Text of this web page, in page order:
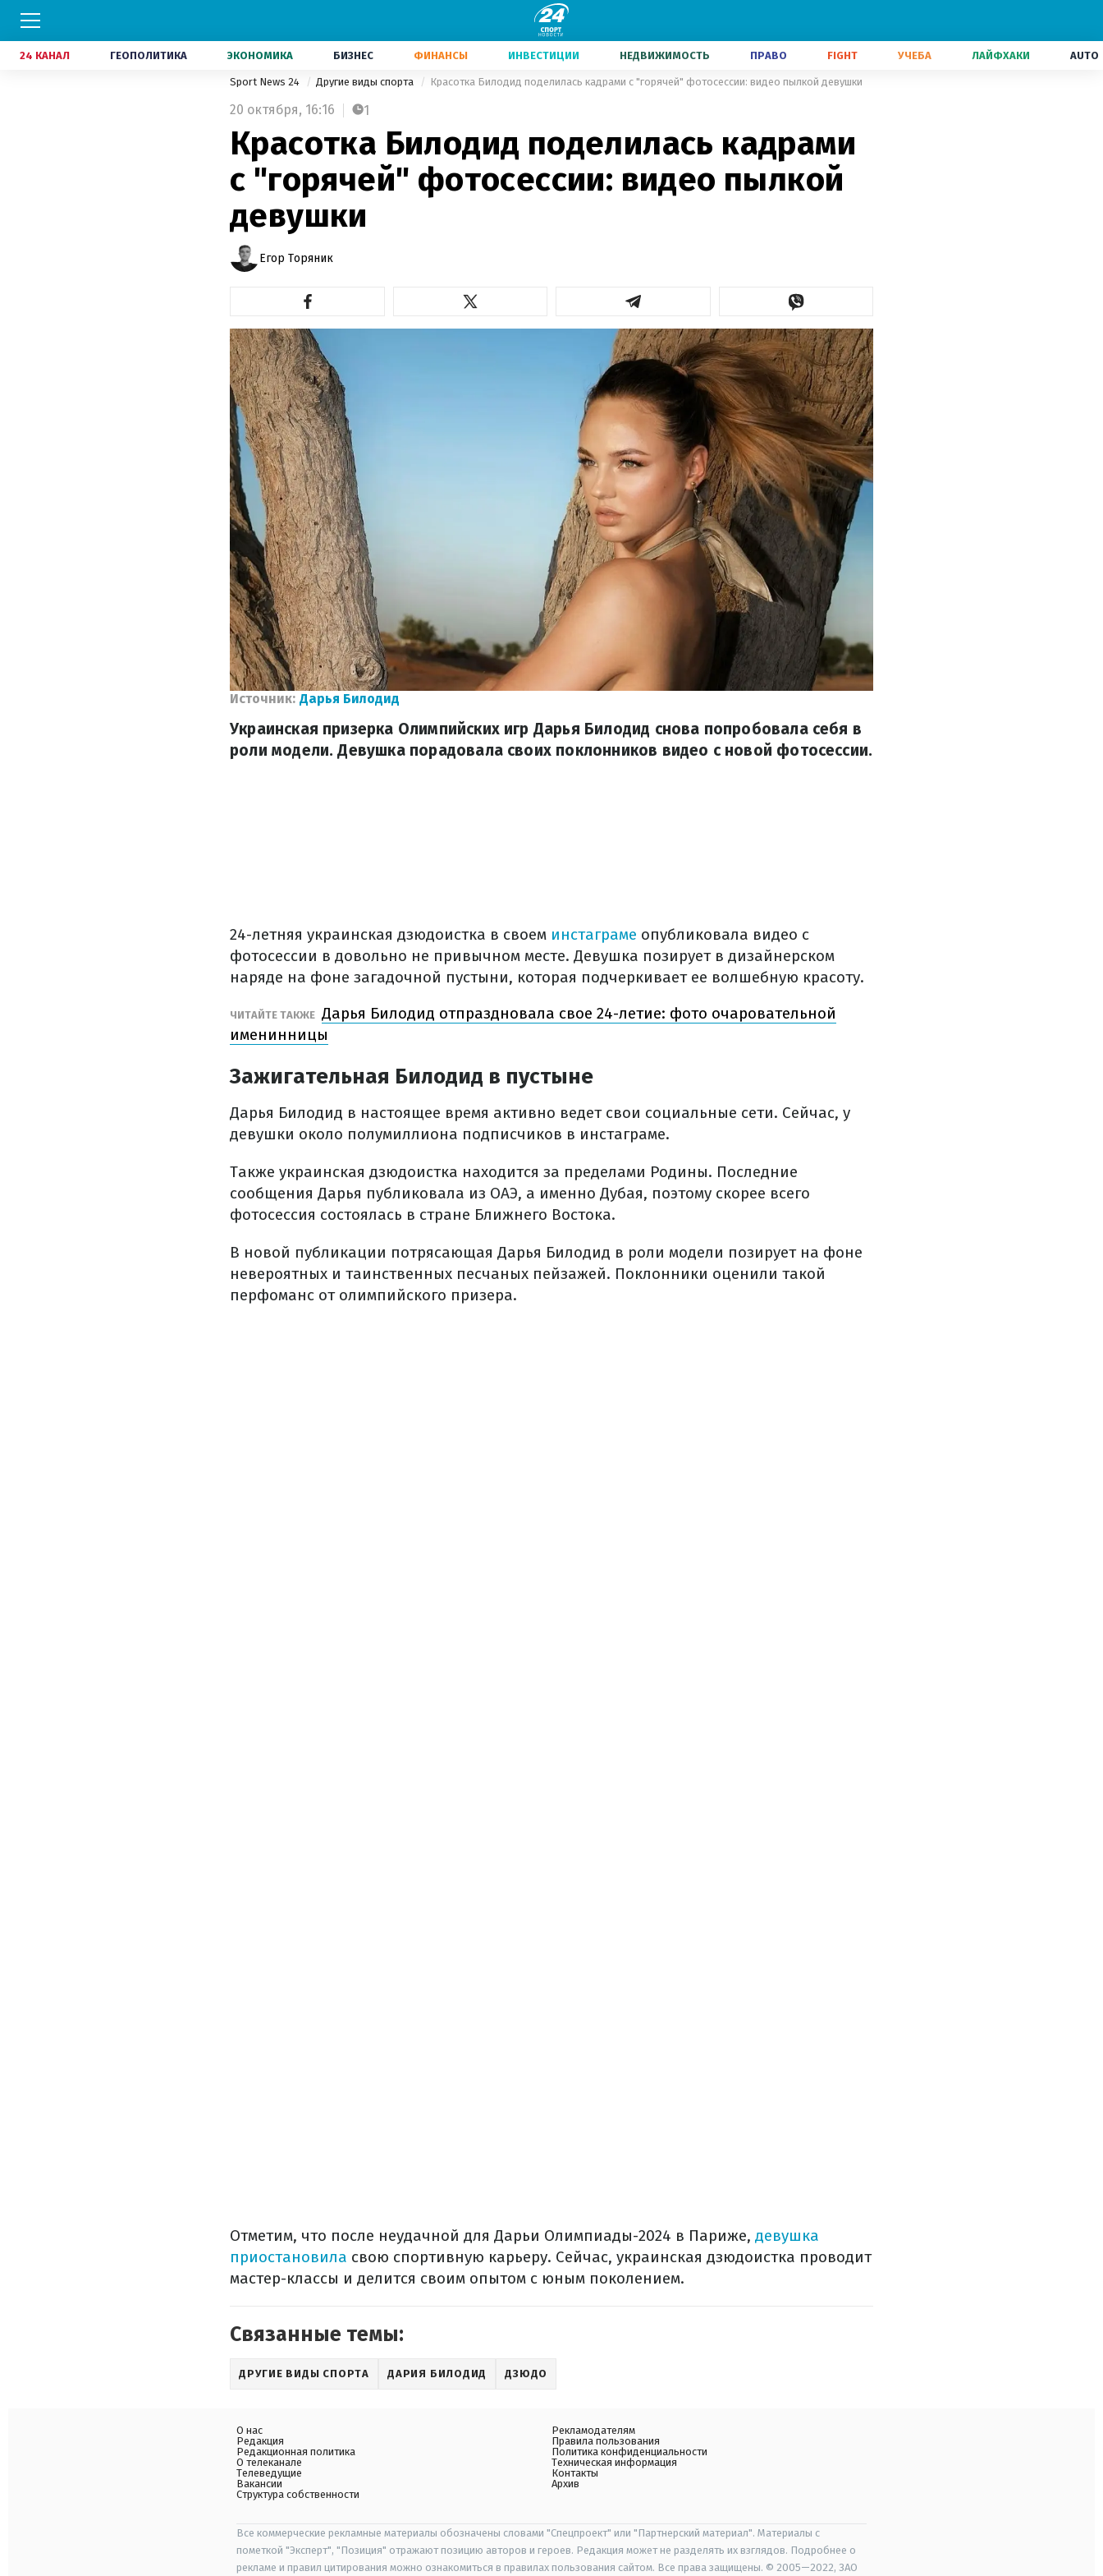
24 КАНАЛ ГЕОПОЛИТИКА ЭКОНОМИКА БИЗНЕС ФИНАНСЫ ИНВЕСТИЦИИ НЕДВИЖИМОСТЬ ПРАВО FIGHT УЧЕБА ЛАЙФХАКИ AUTO
Sport News 24 Другие виды спорта Красотка Билодид поделилась кадрами с "горячей" фотосессии: видео пылкой девушки
20 октября, 16:16 1
Красотка Билодид поделилась кадрами
с "горячей" фотосессии: видео пылкой
девушки
Егор Торяник
Источник: Дарья Билодид
Украинская призерка Олимпийских игр Дарья Билодид снова попробовала себя в
роли модели. Девушка порадовала своих поклонников видео с новой фотосессии.
24-летняя украинская дзюдоистка в своем инстаграме опубликовала видео с
фотосессии в довольно не привычном месте. Девушка позирует в дизайнерском
наряде на фоне загадочной пустыни, которая подчеркивает ее волшебную красоту.
ЧИТАЙТЕ ТАКЖЕ Дарья Билодид отпраздновала свое 24-летие: фото очаровательной
именинницы
Зажигательная Билодид в пустыне
Дарья Билодид в настоящее время активно ведет свои социальные сети. Сейчас, у
девушки около полумиллиона подписчиков в инстаграме.
Также украинская дзюдоистка находится за пределами Родины. Последние
сообщения Дарья публиковала из ОАЭ, а именно Дубая, поэтому скорее всего
фотосессия состоялась в стране Ближнего Востока.
В новой публикации потрясающая Дарья Билодид в роли модели позирует на фоне
невероятных и таинственных песчаных пейзажей. Поклонники оценили такой
перфоманс от олимпийского призера.
Отметим, что после неудачной для Дарьи Олимпиады-2024 в Париже, девушка
приостановила свою спортивную карьеру. Сейчас, украинская дзюдоистка проводит
мастер-классы и делится своим опытом с юным поколением.
Связанные темы:
ДРУГИЕ ВИДЫ СПОРТА ДАРИЯ БИЛОДИД ДЗЮДО
О нас
Редакция
Редакционная политика
О телеканале
Телеведущие
Вакансии
Структура собственности
Рекламодателям
Правила пользования
Политика конфиденциальности
Техническая информация
Контакты
Архив
Все коммерческие рекламные материалы обозначены словами "Спецпроект" или "Партнерский материал". Материалы с
пометкой "Эксперт", "Позиция" отражают позицию авторов и героев. Редакция может не разделять их взглядов. Подробнее о
рекламе и правил цитирования можно ознакомиться в правилах пользования сайтом. Все права защищены. © 2005—2022, ЗАО